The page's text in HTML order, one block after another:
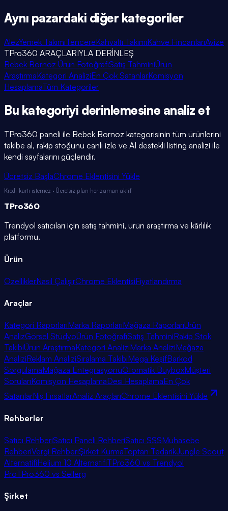
Aynı pazardaki diğer kategoriler
AlezYemek TakımıTencereKahvaltı TakımıKahve FincanlarıAvize
TPro360 ARAÇLARIYLA DERİNLEŞ
Bebek Bornoz Ürün FotoğrafıSatış TahminiÜrün
AraştırmaKategori AnaliziEn Çok SatanlarKomisyon
HesaplamaTüm Kategoriler
Bu kategoriyi derinlemesine analiz et
TPro360 paneli ile Bebek Bornoz kategorisinin tüm ürünlerini
takibe al, rakip stoğunu canlı izle ve AI destekli listing analizi ile
kendi sayfalarını güçlendir.
Ücretsiz BaşlaChrome Eklentisini Yükle
Kredi kartı istemez · Ücretsiz plan her zaman aktif
TPro360
Trendyol satıcıları için satış tahmini, ürün araştırma ve kârlılık
platformu.
Ürün
ÖzelliklerNasıl ÇalışırChrome EklentisiFiyatlandırma
Araçlar
Kategori RaporlarıMarka RaporlarıMağaza RaporlarıÜrün
AnalizGörsel StüdyoÜrün FotoğrafıSatış TahminiRakip Stok
TakibiÜrün AraştırmaKategori AnaliziMarka AnaliziMağaza
AnaliziReklam AnaliziSıralama TakibiMega KeşifBarkod
SorgulamaMağaza EntegrasyonuOtomatik BuyboxMüşteri
SorularıKomisyon HesaplamaDesi HesaplamaEn Çok
SatanlarNiş FırsatlarAnaliz AraçlarıChrome Eklentisini Yükle
Rehberler
Satıcı RehberiSatıcı Paneli RehberiSatıcı SSSMuhasebe
RehberiVergi RehberiŞirket KurmaToptan TedarikJungle Scout
AlternatifiHelium 10 AlternatifiTPro360 vs Trendyol
ProTPro360 vs Sellerg
Şirket